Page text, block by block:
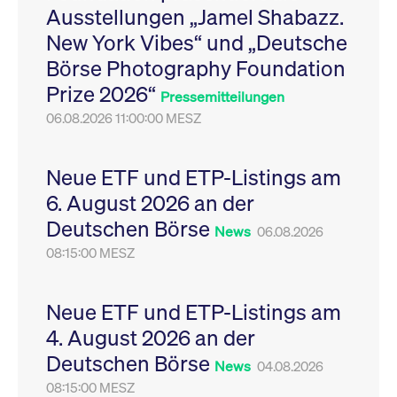
Ausstellungen „Jamel Shabazz.
New York Vibes“ und „Deutsche
Börse Photography Foundation
Prize 2026“ Pressemitteilungen
06.08.2026 11:00:00 MESZ
Neue ETF und ETP-Listings am
6. August 2026 an der
Deutschen Börse News 06.08.2026
08:15:00 MESZ
Neue ETF und ETP-Listings am
4. August 2026 an der
Deutschen Börse News 04.08.2026
08:15:00 MESZ
Leistung der Website
zu messen. Es handelt
sich um ein Muster-
Cookie, bei dem auf
das Präfix _pk_ses
eine kurze Reihe von
VISITOR_PRIVACY_METADATA
YouTube
.youtube.com
6
Monate
Dieses Cookie dient
Speicherung der
Einwilligungs- und
des Nutzers für ihre
Interaktion mit der
Sitzungen geehrt